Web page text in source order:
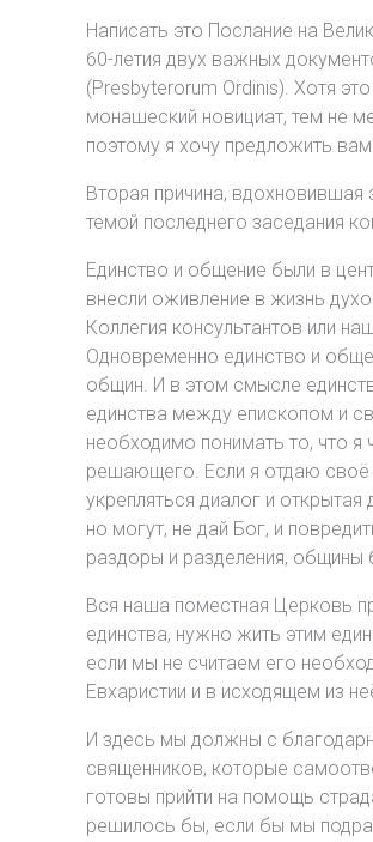
Написать это Послание на
60-летия двух важных
(Presbyterorum Ordinis). Хотя
монашеский новициат, тем не
поэтому я хочу предложить
Вторая причина, вдохновившая
темой последнего заседания
Единство и общение были в
внесли оживление в жизнь
Коллегия консультантов или
Одновременно единство и
общин. И в этом смысле
единства между епископом и
необходимо понимать то, что
решающего. Если я отдаю своё
укрепляться диалог и
но могут, не дай Бог, и
раздоры и разделения, общины
Вся наша поместная Церковь
единства, нужно жить этим
если мы не считаем его
Евхаристии и в исходящем из
И здесь мы должны с
священников, которые
готовы прийти на помощь
решилось бы, если бы мы